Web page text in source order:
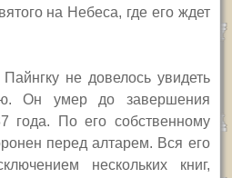
на Небеса, где его ждет
не довелось увидеть
Он умер до завершения
года. По его собственному
перед алтарем. Вся его
нескольких книг,